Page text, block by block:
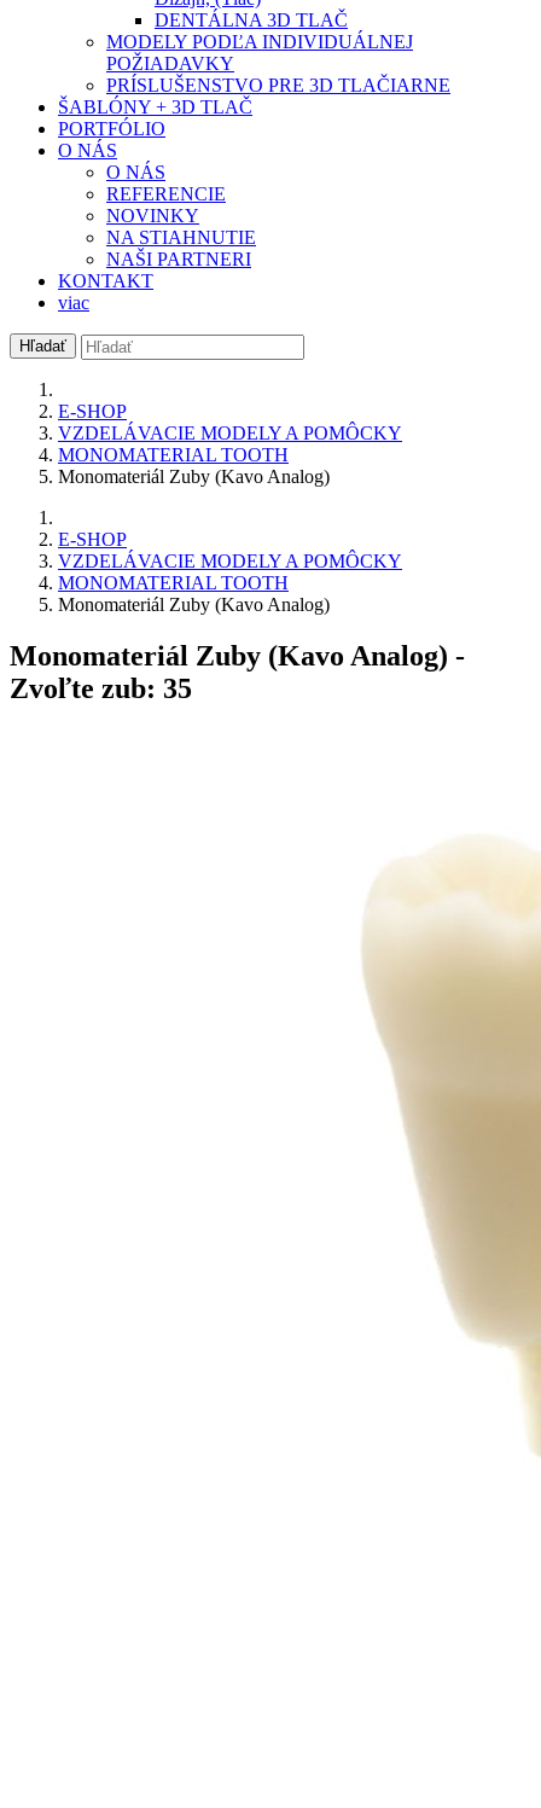
DENTÁLNA 3D TLAČ
MODELY PODĽA INDIVIDUÁLNEJ
POŽIADAVKY
PRÍSLUŠENSTVO PRE 3D TLAČIARNE
ŠABLÓNY + 3D TLAČ
PORTFÓLIO
O NÁS
O NÁS
REFERENCIE
NOVINKY
NA STIAHNUTIE
NAŠI PARTNERI
KONTAKT
viac
Hľadať
E-SHOP
VZDELÁVACIE MODELY A POMÔCKY
MONOMATERIAL TOOTH
Monomateriál Zuby (Kavo Analog)
E-SHOP
VZDELÁVACIE MODELY A POMÔCKY
MONOMATERIAL TOOTH
Monomateriál Zuby (Kavo Analog)
Monomateriál Zuby (Kavo Analog) -
Zvoľte zub: 35